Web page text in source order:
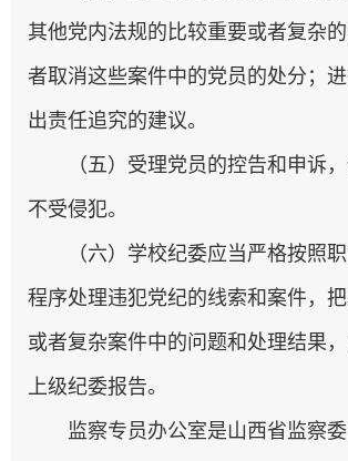
其他党内法规的比较重要或者复杂
者取消这些案件中的党员的处分；
出责任追究的建议。
（五）受理党员的控告和申诉
不受侵犯。
（六）学校纪委应当严格按照
程序处理违犯党纪的线索和案件，
或者复杂案件中的问题和处理结果
上级纪委报告。
监察专员办公室是山西省监察